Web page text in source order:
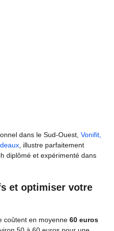
dans le Sud-Ouest, Vonifit,
, illustre parfaitement
diplômé et expérimenté dans
et optimiser votre
coûtent en moyenne 60 euros